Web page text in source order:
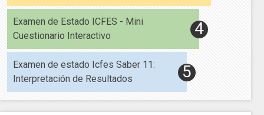
Examen de Estado ICFES - Mini
Cuestionario Interactivo
Examen de estado Icfes Saber 11:
Interpretación de Resultados